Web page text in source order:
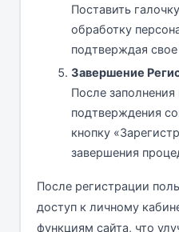
Поставить
обработку
подтверждая
Завершение
После заполнения
подтверждения
кнопку
завершения
После регистрации
доступ к личному
функциям сайта, что